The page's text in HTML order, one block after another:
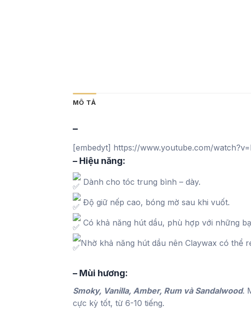
MÔ TẢ
–
[embedyt] https://www.youtube.com/
– Hiệu năng:
Dành cho tóc trung bình – dày.
Độ giữ nếp cao, bóng mờ sau khi vuốt.
Có khả năng hút dầu, phù hợp với những
Nhờ khả năng hút dầu nên Claywax có thể
– Mùi hương:
Smoky, Vanilla, Amber, Rum và Sandalwood.
cực kỳ tốt, từ 6-10 tiếng.